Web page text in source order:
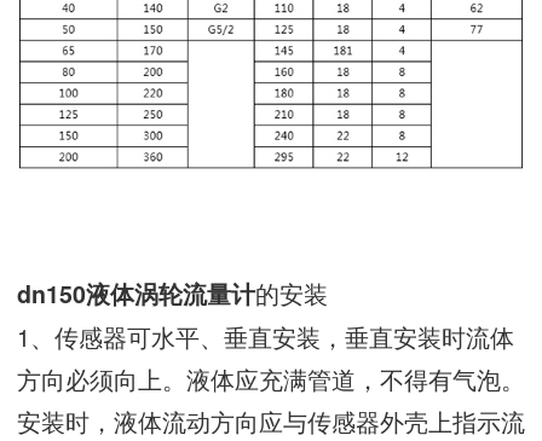
dn150液体涡轮流量计的安装
1、传感器可水平、垂直安装，垂直安装时流体
方向必须向上。液体应充满管道，不得有气泡。
安装时，液体流动方向应与传感器外壳上指示流